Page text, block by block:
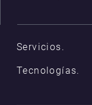
Servicios.
Tecnologías.